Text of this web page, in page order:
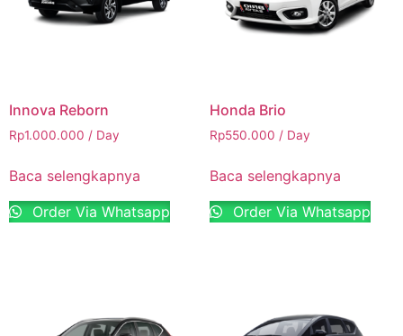
Innova Reborn
Rp1.000.000 / Day
Baca selengkapnya
Order Via Whatsapp
Honda Brio
Rp550.000 / Day
Baca selengkapnya
Order Via Whatsapp